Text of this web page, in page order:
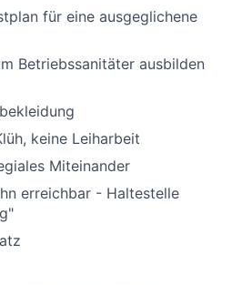
für eine ausgeglichene
Betriebssanitäter ausbilden
keine Leiharbeit
Miteinander
erreichbar - Haltestelle